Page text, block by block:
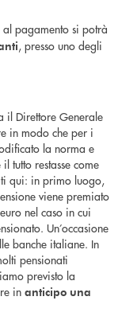
pagamento si potrà
, presso uno degli
il Direttore Generale
in modo che per i
la norma e
tutto restasse come
qui: in primo luogo,
viene premiato
nel caso in cui
Un’occasione
banche italiane. In
pensionati
previsto la
in anticipo una